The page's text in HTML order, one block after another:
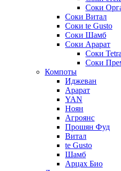
Соки
Соки Витал
Соки te Gusto
Соки Шамб
Соки Арарат
Соки
Соки
Компоты
Иджеван
Арарат
YAN
Ноян
Агроянс
Прошян Фуд
Витал
te Gusto
Шамб
Арцах Био